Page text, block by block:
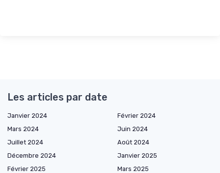
Les articles par date
Janvier 2024
Février 2024
Mars 2024
Juin 2024
Juillet 2024
Août 2024
Décembre 2024
Janvier 2025
Février 2025
Mars 2025